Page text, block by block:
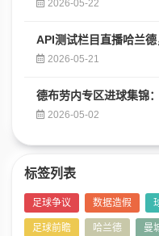
2026-05-22
API测试栏目直播哈兰德
2026-05-21
德布劳内专区进球集锦
2026-05-02
标签列表
足球争议 数据造假
足球前瞻 哈兰德 曼